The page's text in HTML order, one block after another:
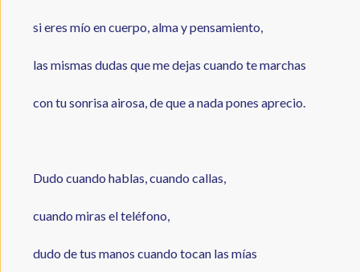
si eres mío en cuerpo, alma y pensamiento,
las mismas dudas que me dejas cuando te marchas
con tu sonrisa airosa, de que a nada pones aprecio.
Dudo cuando hablas, cuando callas,
cuando miras el teléfono,
dudo de tus manos cuando tocan las mías